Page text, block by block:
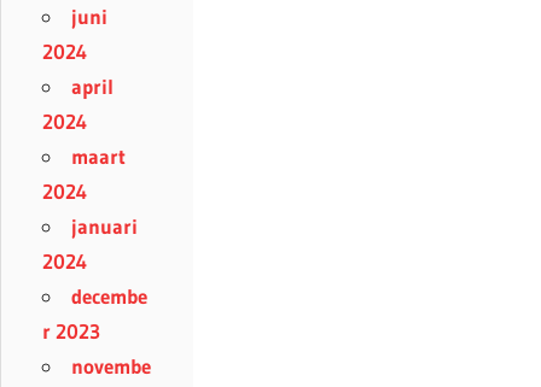
juni
2024
april
2024
maart
2024
januari
2024
decembe
r 2023
novembe